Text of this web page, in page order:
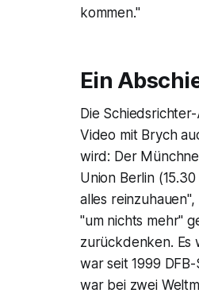
kommen."
Ein
Die
Video mit Brych
wird: Der
Union Berlin
alles
"um nichts mehr"
zurückdenken. Es
war seit 1999
war bei zwei